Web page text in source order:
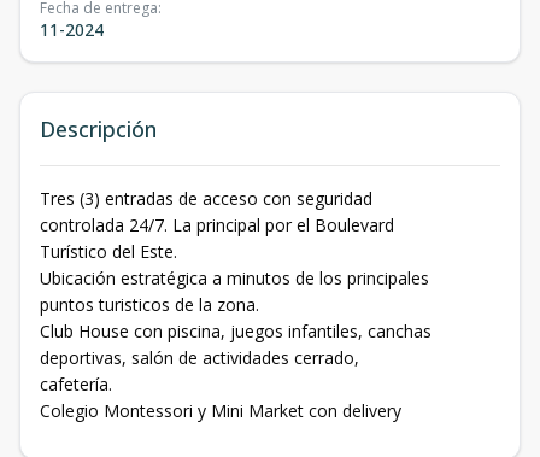
Fecha de entrega:
11-2024
Descripción
Tres (3) entradas de acceso con seguridad
controlada 24/7. La principal por el Boulevard
Turístico del Este.
Ubicación estratégica a minutos de los principales
puntos turisticos de la zona.
Club House con piscina, juegos infantiles, canchas
deportivas, salón de actividades cerrado,
cafetería.
Colegio Montessori y Mini Market con delivery